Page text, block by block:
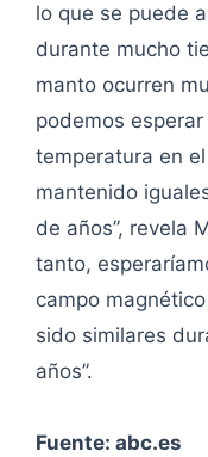
lo que se puede
durante mucho
manto ocurren
podemos
temperatura en
mantenido
de años”, revela
tanto,
campo
sido similares
años”.
Fuente: abc.es